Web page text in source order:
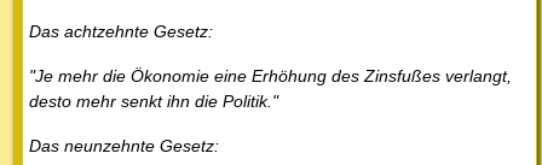
Das achtzehnte Gesetz:
"Je mehr die Ökonomie eine Erhöhung des Zinsfußes verlangt,
desto mehr senkt ihn die Politik."
Das neunzehnte Gesetz: